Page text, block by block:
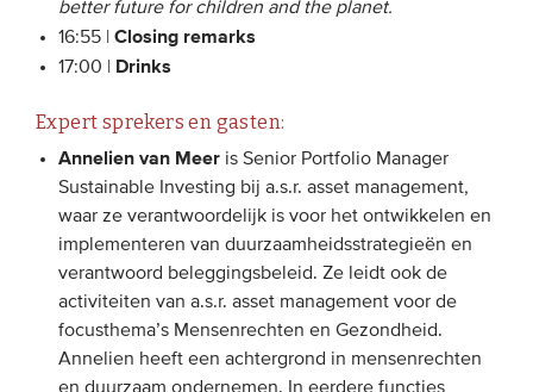
better future for children and the planet.
16:55 |Closing remarks
17:00 |
Drinks
Expert sprekers en gasten:
Annelien van Meer is Senior Portfolio Manager
Sustainable Investing bij a.s.r. asset management,
waar ze verantwoordelijk is voor het ontwikkelen en
implementeren van duurzaamheidsstrategieën en
verantwoord beleggingsbeleid. Ze leidt ook de
activiteiten van a.s.r. asset management voor de
focusthema’s Mensenrechten en Gezondheid.
Annelien heeft een achtergrond in mensenrechten
en duurzaam ondernemen. In eerdere functies